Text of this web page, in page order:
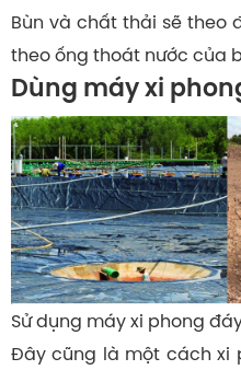
Bùn và chất thải sẽ theo
theo ống thoát nước của
Dùng máy xi
Sử dụng máy xi phong
Đây cũng là một cách xi